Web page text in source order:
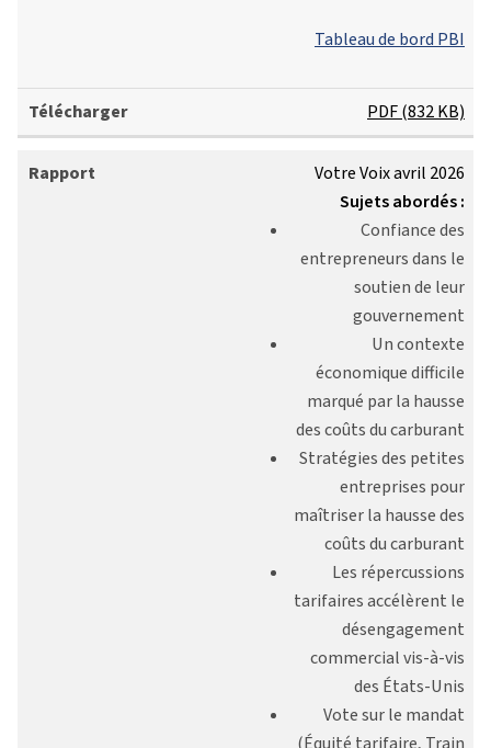
Tableau de bord PBI
PDF (832 KB)
Votre Voix avril 2026
Sujets abordés :
Confiance des
entrepreneurs dans le
soutien de leur
gouvernement
Un contexte
économique difficile
marqué par la hausse
des coûts du carburant
Stratégies des petites
entreprises pour
maîtriser la hausse des
coûts du carburant
Les répercussions
tarifaires accélèrent le
désengagement
commercial vis-à-vis
des États-Unis
Vote sur le mandat